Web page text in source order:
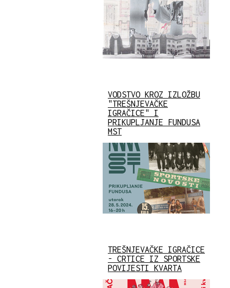
VODSTVO KROZ IZLOŽBU
"TREŠNJEVAČKE
IGRAČICE" I
PRIKUPLJANJE FUNDUSA
MST
TREŠNJEVAČKE IGRAČICE
- CRTICE IZ SPORTSKE
POVIJESTI KVARTA